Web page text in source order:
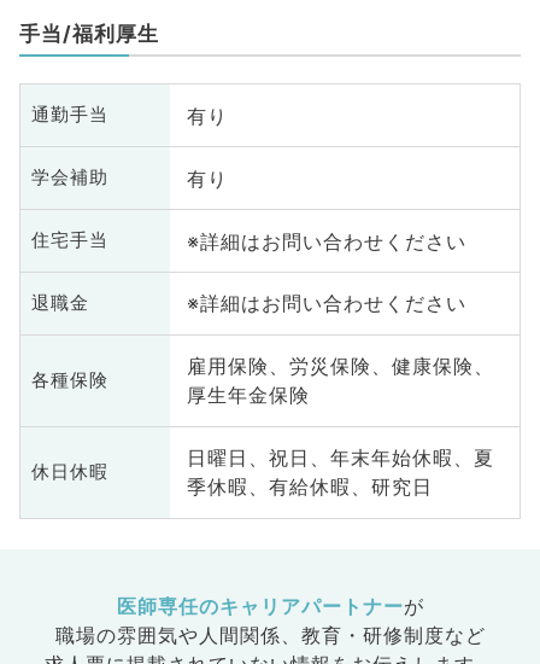
手当/福利厚生
通勤手当 有り
学会補助 有り
住宅手当 ※詳細はお問い合わせください
退職金 ※詳細はお問い合わせください
各種保険
雇用保険、労災保険、健康保険、
厚生年金保険
休日休暇
日曜日、祝日、年末年始休暇、夏
季休暇、有給休暇、研究日
医師専任のキャリアパートナーが
職場の雰囲気や人間関係、 教育・研修制度など